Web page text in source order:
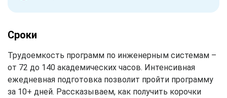
Сроки
Трудоемкость программ по инженерным системам –
от 72 до 140 академических часов. Интенсивная
ежедневная подготовка позволит пройти программу
за 10+ дней. Рассказываем, как получить корочки